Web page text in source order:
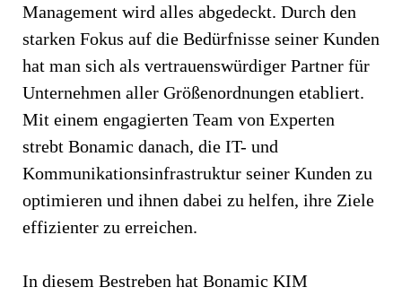
Management wird alles abgedeckt. Durch den
starken Fokus auf die Bedürfnisse seiner Kunden
hat man sich als vertrauenswürdiger Partner für
Unternehmen aller Größenordnungen etabliert.
Mit einem engagierten Team von Experten
strebt Bonamic danach, die IT- und
Kommunikationsinfrastruktur seiner Kunden zu
optimieren und ihnen dabei zu helfen, ihre Ziele
effizienter zu erreichen.
In diesem Bestreben hat Bonamic KIM